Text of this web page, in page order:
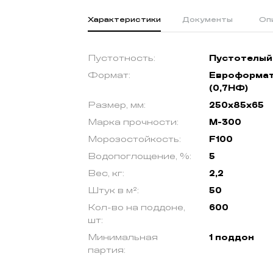
Характеристики Документы
Пустотность:
Пустотелый
Формат:
(0,7НФ)
Размер, мм:
250х85х65
Марка прочности:
М-300
Морозостойкость:
F100
Водопоглощение, %:
5
Вес, кг:
2,2
Штук в м²:
50
Кол-во на поддоне,
шт:
600
Минимальная
партия:
1 поддон